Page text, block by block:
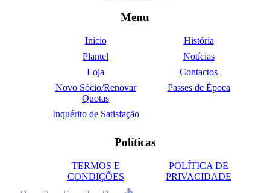
Menu
Início
História
Plantel
Notícias
Loja
Contactos
Novo Sócio/Renovar
Quotas
Passes de Época
Inquérito de Satisfação
Políticas
TERMOS E
CONDIÇÕES
POLÍTICA DE
PRIVACIDADE